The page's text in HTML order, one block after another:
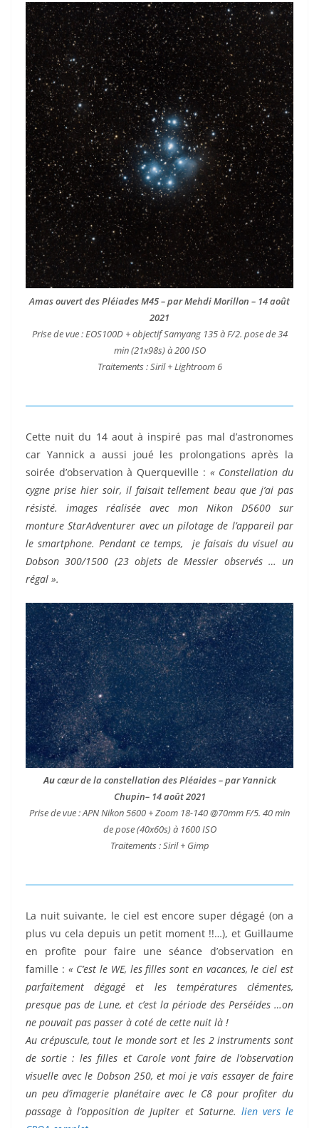
Amas ouvert des Pléiades M45 – par Mehdi Morillon – 14 août
2021
Prise de vue : EOS100D + objectif Samyang 135 à F/2. pose de 34
min (21x98s) à 200 ISO
Traitements : Siril + Lightroom 6
Cette nuit du 14 aout à inspiré pas mal d’astronomes
car Yannick a aussi joué les prolongations après la
soirée d’observation à Querqueville : « Constellation du
cygne prise hier soir, il faisait tellement beau que j’ai pas
résisté. images réalisée avec mon Nikon D5600 sur
monture StarAdventurer avec un pilotage de l’appareil par
le smartphone. Pendant ce temps, je faisais du visuel au
Dobson 300/1500 (23 objets de Messier observés … un
régal ».
Aucœur de la constellation des Pléaides – par Yannick
Chupin– 14 août 2021
Prise de vue : APN Nikon 5600 + Zoom 18-140 @70mm F/5. 40 min
de pose (40x60s) à 1600 ISO
Traitements : Siril + Gimp
La nuit suivante, le ciel est encore super dégagé (on a
plus vu cela depuis un petit moment !!…), et Guillaume
en profite pour faire une séance d’observation en
famille : « C’est le WE, les filles sont en vacances, le ciel est
parfaitement dégagé et les températures clémentes,
presque pas de Lune, et c’est la période des Perséides …on
ne pouvait pas passer à coté de cette nuit là !
Au crépuscule, tout le monde sort et les 2 instruments sont
de sortie : les filles et Carole vont faire de l’observation
visuelle avec le Dobson 250, et moi je vais essayer de faire
un peu d’imagerie planétaire avec le C8 pour profiter du
passage à l’opposition de Jupiter et Saturne. lien vers le